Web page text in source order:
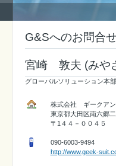
G&Sへのお問合
宮崎 敦夫 (みや
グローバルソリューション本部
株式会社 ギークアン
東京都大田区南六郷
〒1４４－００４５
090-6003-9494
http://www.geek-